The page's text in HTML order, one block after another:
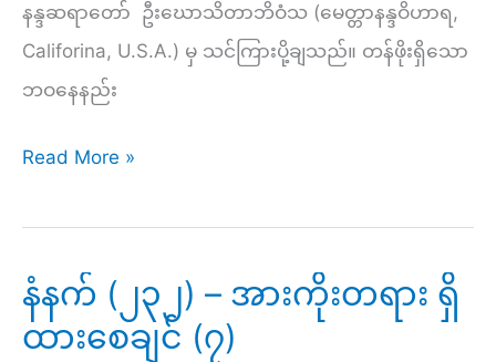
နန္ဒဆရာတော် ဦးဃောသိတာဘိဝံသ (မေတ္တာနန္ဒဝိဟာရ,
Califorina, U.S.A.) မှ သင်ကြားပို့ချသည်။ တန်ဖိုးရှိသော
ဘဝနေနည်း
ညနေ
–
တန်ဖိုးရှိသော
ဘဝ
နေနည်း
Read More »
နံနက် (၂၃၂) – အားကိုးတရား ရှိ
ထားစေချင် (၇)